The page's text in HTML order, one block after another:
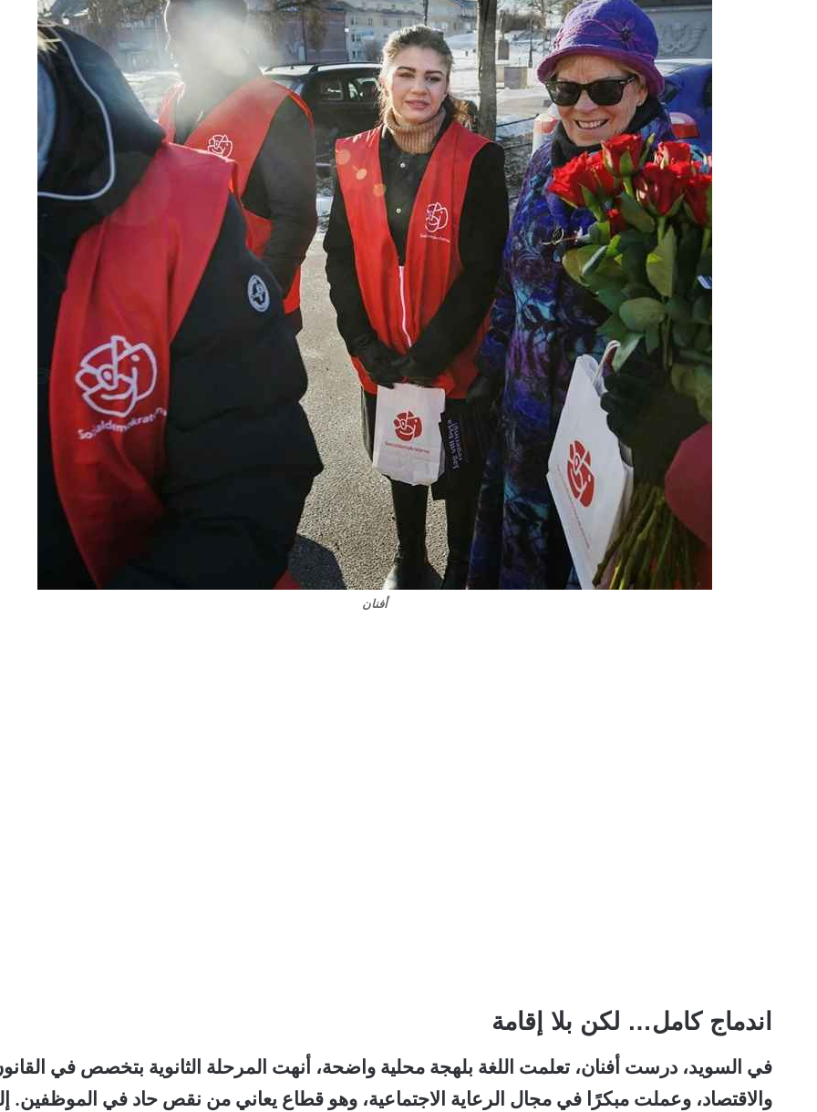
أفنان
اندماج كامل… لكن بلا إقامة
في السويد، درست أفنان، تعلمت اللغة بلهجة محلية واضحة، أنهت المرحلة الثانوية بتخصص في
والاقتصاد، وعملت مبكرًا في مجال الرعاية الاجتماعية، وهو قطاع يعاني من نقص حاد في الموظفين.